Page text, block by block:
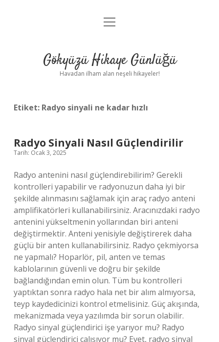
Anasayfa
Yasal Uyarı
menüyü
Gökyüzü Hikaye Günlüğü
Havadan ilham alan neşeli hikayeler!
Etiket: Radyo sinyali ne kadar hızlı
Radyo Sinyali Nasıl Güçlendirilir
Tarih: Ocak 3, 2025
Radyo antenini nasıl güçlendirebilirim? Gerekli
kontrolleri yapabilir ve radyonuzun daha iyi bir
şekilde alınmasını sağlamak için araç radyo anteni
amplifikatörleri kullanabilirsiniz. Aracınızdaki radyo
antenini yükseltmenin yollarından biri anteni
değiştirmektir. Anteni yenisiyle değiştirerek daha
güçlü bir anten kullanabilirsiniz. Radyo çekmiyorsa
ne yapmalı? Hoparlör, pil, anten ve temas
kablolarının güvenli ve doğru bir şekilde
bağlandığından emin olun. Tüm bu kontrolleri
yaptıktan sonra radyo hala net bir alım almıyorsa,
teyp kaydedicinizi kontrol etmelisiniz. Güç akışında,
mekanizmada veya yazılımda bir sorun olabilir.
Radyo sinyal güçlendirici işe yarıyor mu? Radyo
sinyal güçlendirici çalışıyor mu? Evet, radyo sinyal